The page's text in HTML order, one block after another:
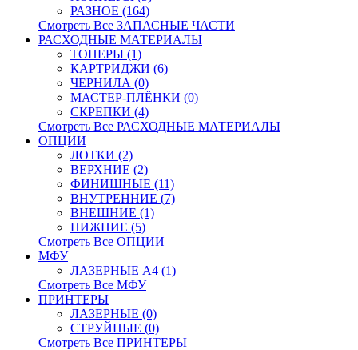
РАЗНОЕ (164)
Смотреть Все ЗАПАСНЫЕ ЧАСТИ
РАСХОДНЫЕ МАТЕРИАЛЫ
ТОНЕРЫ (1)
КАРТРИДЖИ (6)
ЧЕРНИЛА (0)
МАСТЕР-ПЛЁНКИ (0)
СКРЕПКИ (4)
Смотреть Все РАСХОДНЫЕ МАТЕРИАЛЫ
ОПЦИИ
ЛОТКИ (2)
ВЕРХНИЕ (2)
ФИНИШНЫЕ (11)
ВНУТРЕННИЕ (7)
ВНЕШНИЕ (1)
НИЖНИЕ (5)
Смотреть Все ОПЦИИ
МФУ
ЛАЗЕРНЫЕ A4 (1)
Смотреть Все МФУ
ПРИНТЕРЫ
ЛАЗЕРНЫЕ (0)
СТРУЙНЫЕ (0)
Смотреть Все ПРИНТЕРЫ